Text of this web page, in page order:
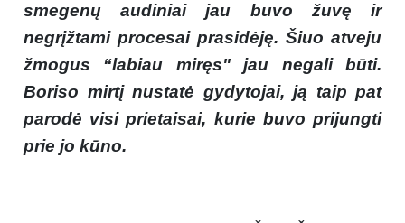
smegenų audiniai jau buvo žuvę ir
negrįžtami procesai prasidėję. Šiuo atveju
žmogus “labiau miręs" jau negali būti.
Boriso mirtį nustatė gydytojai, ją taip pat
parodė visi prietaisai, kurie buvo prijungti
prie jo kūno.